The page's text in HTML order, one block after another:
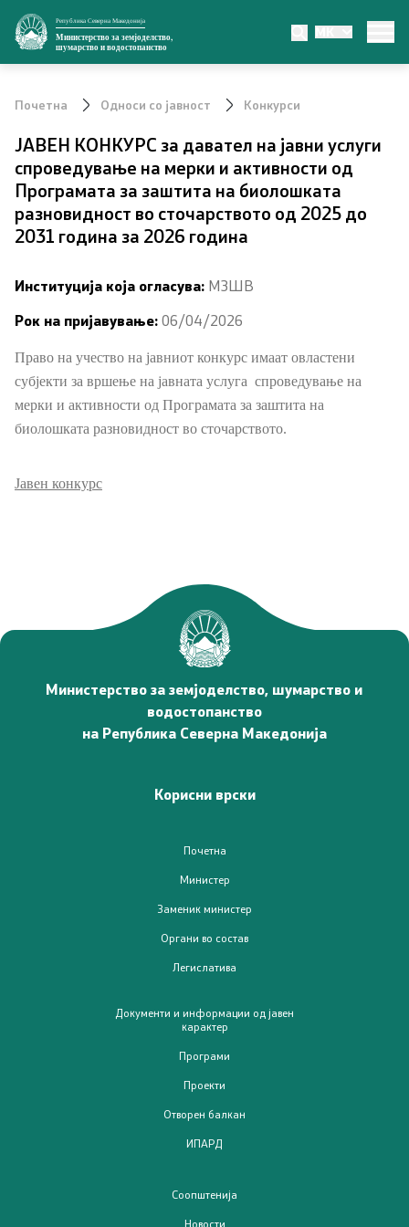
Република Северна Македонија
Министерство за земјоделство,
шумарство и водостопанство
MK
Министерство
Заменик министер
Државен секретар
Превенција од корупција
Односи со јавност
Завршени јавни огласи
Завршени конкурси
Јавно достапни информации
Стратешки документи
Почетна Односи со јавност Конкурси
ЈАВЕН КОНКУРС за давател на јавни услуги
спроведување на мерки и активности од
Програмата за заштита на биолошката
разновидност во сточарството од 2025 до
2031 година за 2026 година
Институција која огласува: МЗШВ
Рок на пријавување:06/04/2026
Право на учество на јавниот конкурс имаат овластени
субјекти за вршење на јавната услуга спроведување на
мерки и активности од Програмата за заштита на
биолошката разновидност во сточарството.
Јавен конкурс
Министерство за земјоделство, шумарство и
водостопанство
на Република Северна Македонија
Корисни врски
Почетна
Министер
Заменик министер
Органи во состав
Легислатива
Документи и информации од јавен
карактер
Програми
Проекти
Отворен балкан
ИПАРД
Соопштенија
Новости